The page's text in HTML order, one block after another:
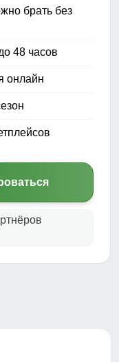
брать без
48 часов
онлайн